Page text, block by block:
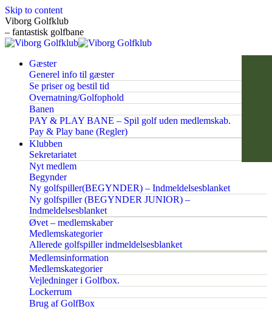
Skip to content
Viborg Golfklub
– fantastisk golfbane
Gæster
Generel info til gæster
Se priser og bestil tid
Overnatning/Golfophold
Banen
PAY & PLAY BANE – Spil golf uden medlemskab.
Pay & Play bane (Regler)
Klubben
Sekretariatet
Nyt medlem
Begynder
Ny golfspiller(BEGYNDER) – Indmeldelsesblanket
Ny golfspiller (BEGYNDER JUNIOR) –
Indmeldelsesblanket
Øvet – medlemskaber
Medlemskategorier
Allerede golfspiller indmeldelsesblanket
Medlemsinformation
Medlemskategorier
Vejledninger i Golfbox.
Lockerrum
Brug af GolfBox